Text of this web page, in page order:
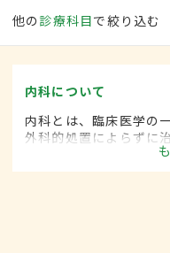
他の 診療科目で絞り込む
内科について
内科とは、臨床医学の
外科的処置によらずに
器・呼吸器・血液・が